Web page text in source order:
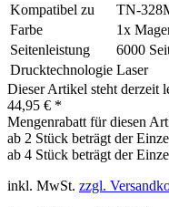
Kompatibel zu
TN-
Farbe
1x
Seitenleistung
6000
Drucktechnologie Laser
Dieser Artikel steht derzeit
44,95 € *
Mengenrabatt für diesen
ab 2 Stück beträgt der
ab 4 Stück beträgt der
inkl. MwSt. zzgl.